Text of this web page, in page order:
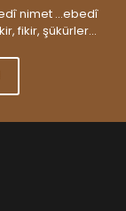
nimet ...ebedî
fikir, şükürler...